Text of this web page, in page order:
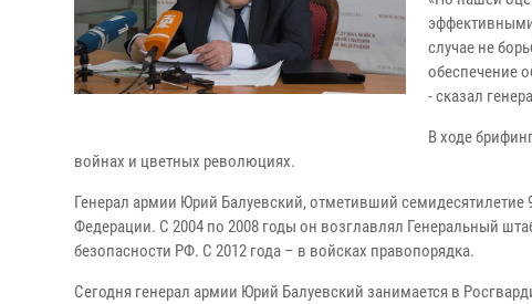
случае не
обеспечение
- сказал
В ходе
войнах и цветных революциях.
Генерал армии Юрий Балуевский, отметивший
Федерации. С 2004 по 2008 годы он возглавлял Генеральный
безопасности РФ. С 2012 года – в войсках правопорядка.
Сегодня генерал армии Юрий Балуевский занимается в